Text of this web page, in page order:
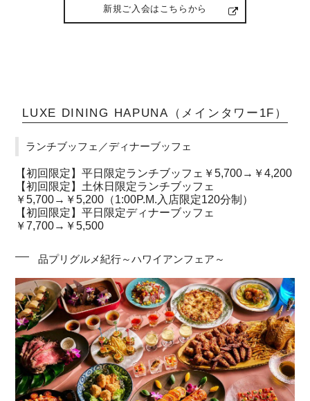
新規ご入会はこちらから
LUXE DINING HAPUNA（メインタワー1F）
ランチブッフェ／ディナーブッフェ
【初回限定】平日限定ランチブッフェ￥5,700→￥4,200
【初回限定】土休日限定ランチブッフェ
￥5,700→￥5,200（1:00P.M.入店限定120分制）
【初回限定】平日限定ディナーブッフェ
￥7,700→￥5,500
品プリグルメ紀行～ハワイアンフェア～